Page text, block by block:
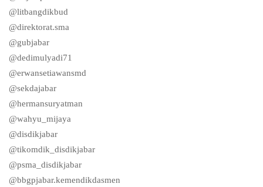
@litbangdikbud
@direktorat.sma
@gubjabar
@dedimulyadi71
@erwansetiawansmd
@sekdajabar
@hermansuryatman
@wahyu_mijaya
@disdikjabar
@tikomdik_disdikjabar
@psma_disdikjabar
@bbgpjabar.kemendikdasmen